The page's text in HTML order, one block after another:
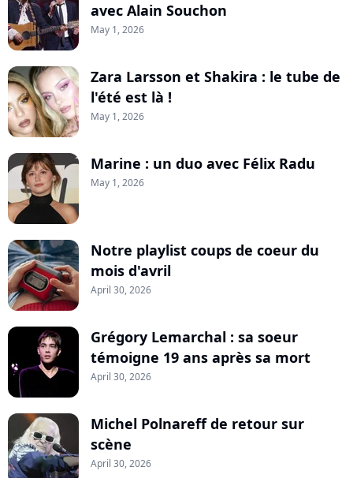
avec Alain Souchon
May 1, 2026
Zara Larsson et Shakira : le tube de
l'été est là !
May 1, 2026
Marine : un duo avec Félix Radu
May 1, 2026
Notre playlist coups de coeur du
mois d'avril
April 30, 2026
Grégory Lemarchal : sa soeur
témoigne 19 ans après sa mort
April 30, 2026
Michel Polnareff de retour sur
scène
April 30, 2026